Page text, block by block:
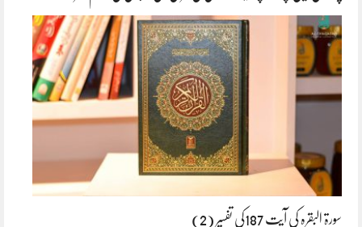
سورۃ البقرہ کی آیت 187کی تفسیر (2)